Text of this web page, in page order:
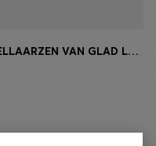
VEELZIJDIGE ENKELLAARZEN VAN GLAD LEER MET ELASTIEK